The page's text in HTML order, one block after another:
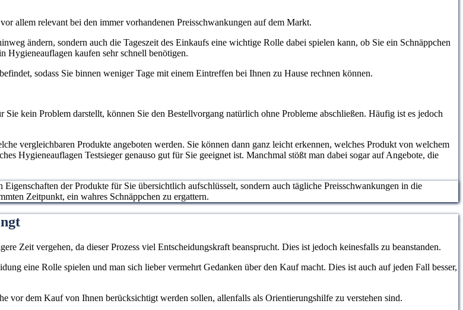
allem relevant bei den immer vorhandenen Preisschwankungen auf dem Markt.
ändern, sondern auch die Tageszeit des Einkaufs eine wichtige Rolle dabei spielen kann, ob Sie ein Schnäppchen
Hygieneauflagen kaufen sehr schnell benötigen.
sodass Sie binnen weniger Tage mit einem Eintreffen bei Ihnen zu Hause rechnen können.
kein Problem darstellt, können Sie den Bestellvorgang natürlich ohne Probleme abschließen. Häufig ist es jedoch
vergleichbaren Produkte angeboten werden. Sie können dann ganz leicht erkennen, welches Produkt von welchem
Hygieneauflagen Testsieger genauso gut für Sie geeignet ist. Manchmal stößt man dabei sogar auf Angebote, die
der Produkte für Sie übersichtlich aufschlüsselt, sondern auch tägliche Preisschwankungen in die
Zeitpunkt, ein wahres Schnäppchen zu ergattern.
Zeit vergehen, da dieser Prozess viel Entscheidungskraft beansprucht. Dies ist jedoch keinesfalls zu beanstanden.
eine Rolle spielen und man sich lieber vermehrt Gedanken über den Kauf macht. Dies ist auch auf jeden Fall besser,
vor dem Kauf von Ihnen berücksichtigt werden sollen, allenfalls als Orientierungshilfe zu verstehen sind.